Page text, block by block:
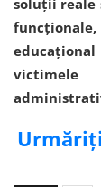
soluții reale
funcționale,
educațional